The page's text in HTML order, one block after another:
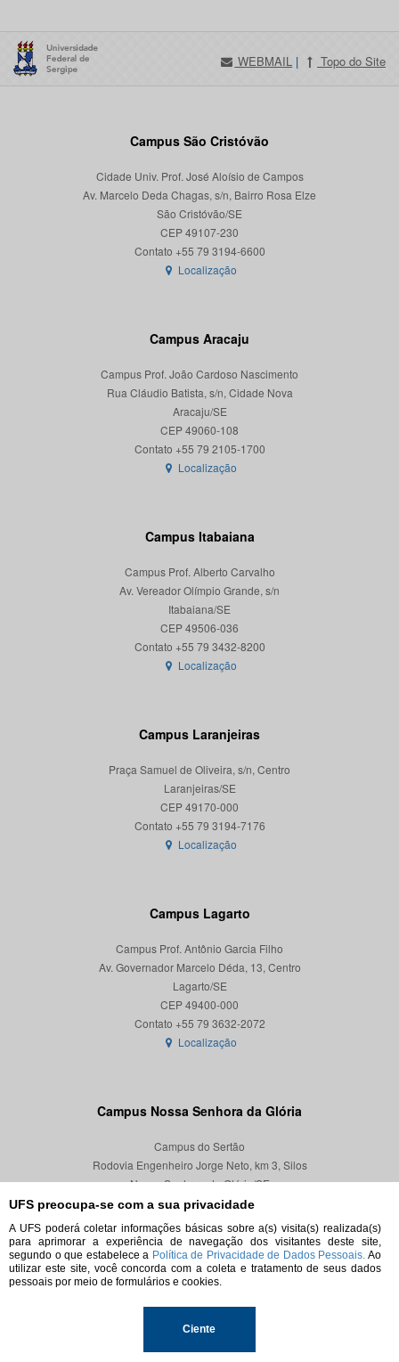
UFS preocupa-se com a sua privacidade
A UFS poderá coletar informações básicas sobre a(s) visita(s) realizada(s)
para aprimorar a experiência de navegação dos visitantes deste site,
segundo o que estabelece a Política de Privacidade de Dados Pessoais. Ao
utilizar este site, você concorda com a coleta e tratamento de seus dados
pessoais por meio de formulários e cookies.
Ciente
WEBMAIL | Topo do Site
Campus São Cristóvão
Cidade Univ. Prof. José Aloísio de Campos
Av. Marcelo Deda Chagas, s/n, Bairro Rosa Elze
São Cristóvão/SE
CEP 49107-230
Localização
Campus Aracaju
Campus Prof. João Cardoso Nascimento
Rua Cláudio Batista, s/n, Cidade Nova
Aracaju/SE
CEP 49060-108
Localização
Campus Itabaiana
Campus Prof. Alberto Carvalho
Av. Vereador Olímpio Grande, s/n
Itabaiana/SE
CEP 49506-036
Localização
Campus Laranjeiras
Praça Samuel de Oliveira, s/n, Centro
Laranjeiras/SE
CEP 49170-000
Localização
Campus Lagarto
Campus Prof. Antônio Garcia Filho
Av. Governador Marcelo Déda, 13, Centro
Lagarto/SE
CEP 49400-000
Localização
Campus Nossa Senhora da Glória
Campus do Sertão
Rodovia Engenheiro Jorge Neto, km 3, Silos
Nossa Senhora da Glória/SE
CEP 49680-000
Localização
© 2026. Todos os direitos reservados.
Universidade Federal de Sergipe.